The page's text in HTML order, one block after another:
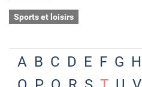
Sports et loisirs
A B C D E F G H